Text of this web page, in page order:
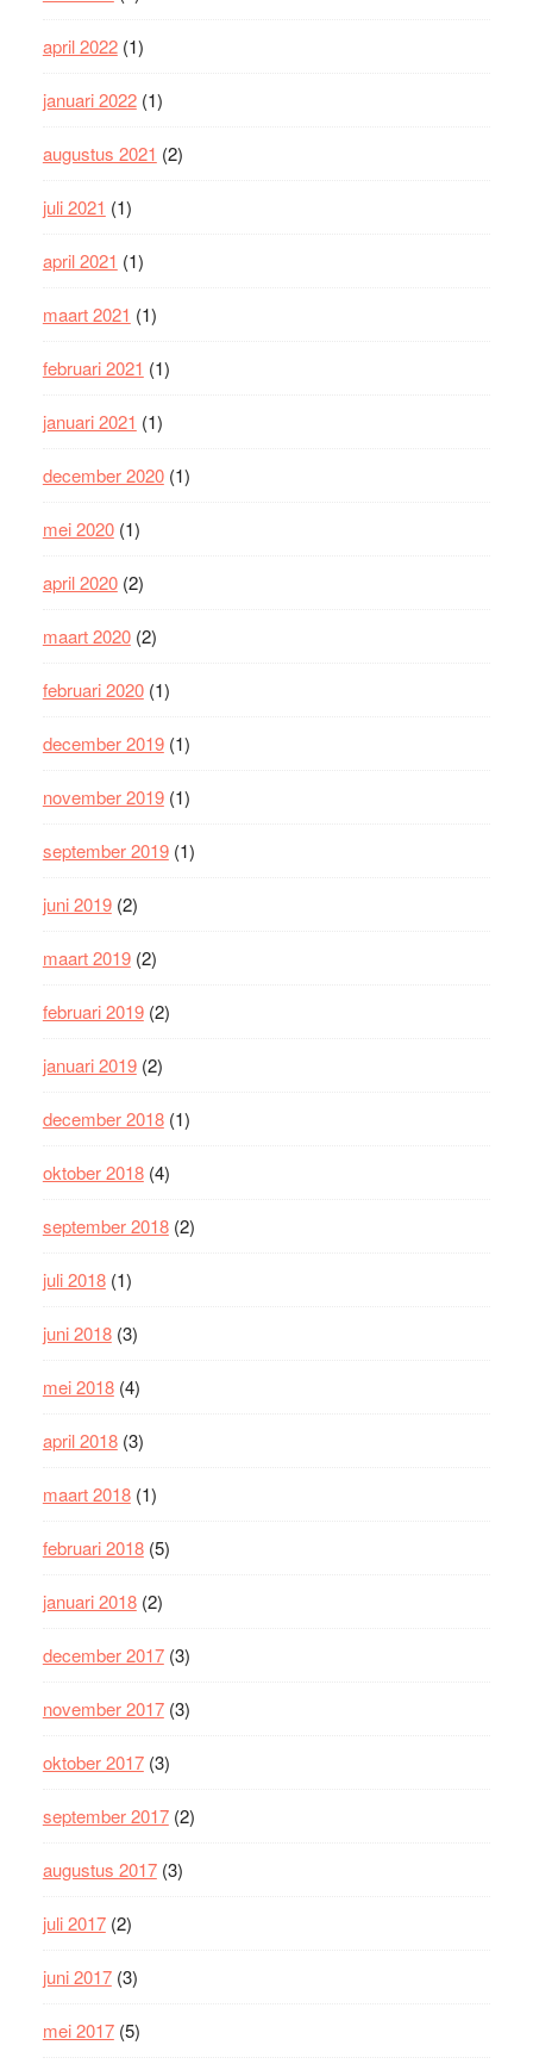
april 2022(1)
januari 2022(1)
augustus 2021 (2)
juli 2021 (1)
april 2021 (1)
maart 2021 (1)
februari 2021 (1)
januari 2021 (1)
december 2020(1)
mei 2020(1)
april 2020(2)
maart 2020(2)
februari 2020(1)
december 2019(1)
november 2019(1)
september 2019(1)
juni 2019(2)
maart 2019(2)
februari 2019(2)
januari 2019(2)
december 2018(1)
oktober 2018(4)
september 2018(2)
juli 2018(1)
juni 2018(3)
mei 2018(4)
april 2018(3)
maart 2018(1)
februari 2018(5)
januari 2018(2)
december 2017(3)
november 2017(3)
oktober 2017(3)
september 2017(2)
augustus 2017(3)
juli 2017(2)
juni 2017(3)
mei 2017(5)